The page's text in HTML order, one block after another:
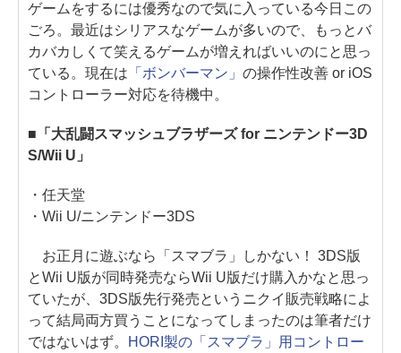
ゲームをするには優秀なので気に入っている今日この
ごろ。最近はシリアスなゲームが多いので、もっとバ
カバカしくて笑えるゲームが増えればいいのにと思っ
ている。現在は 「ボンバーマン」 の操作性改善 or iOS
コントローラー対応を待機中。
■「大乱闘スマッシュブラザーズ for ニンテンドー3D
S/Wii U」
・任天堂
・Wii U/ニンテンドー3DS
お正月に遊ぶなら「スマブラ」しかない！ 3DS版
とWii U版が同時発売ならWii U版だけ購入かなと思っ
ていたが、3DS版先行発売というニクイ販売戦略によ
って結局両方買うことになってしまったのは筆者だけ
ではないはず。
HORI製の「スマブラ」用コントロー